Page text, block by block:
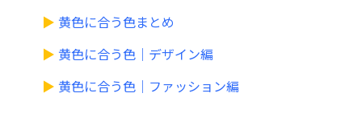
▶ 黄色に合う色まとめ
▶ 黄色に合う色｜デザイン編
▶ 黄色に合う色｜ファッション編